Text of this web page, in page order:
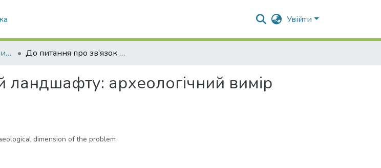
Увійти
Одеські етнографічні читання До питання про зв’язок етносу й ландшафту: археологічний вимір проблеми
ландшафту: археологічний вимір
dimension of the problem